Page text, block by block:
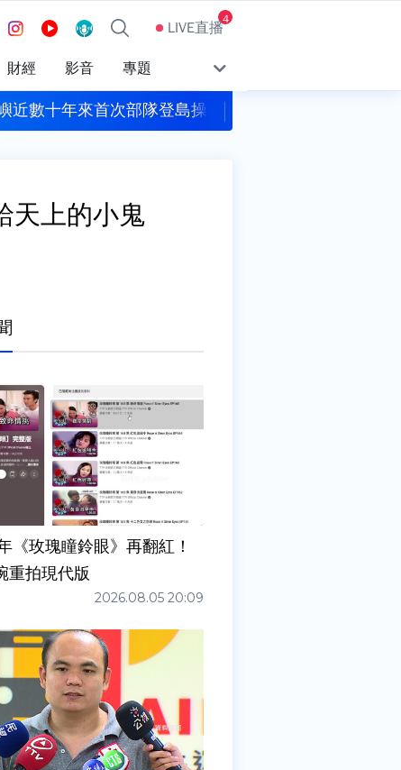
LIVE直播4
財經 影音 專題
近數十年來首次部隊登島操演
天上的小鬼
《玫瑰瞳鈴眼》再翻紅！
重拍現代版
2026.08.05 20:09